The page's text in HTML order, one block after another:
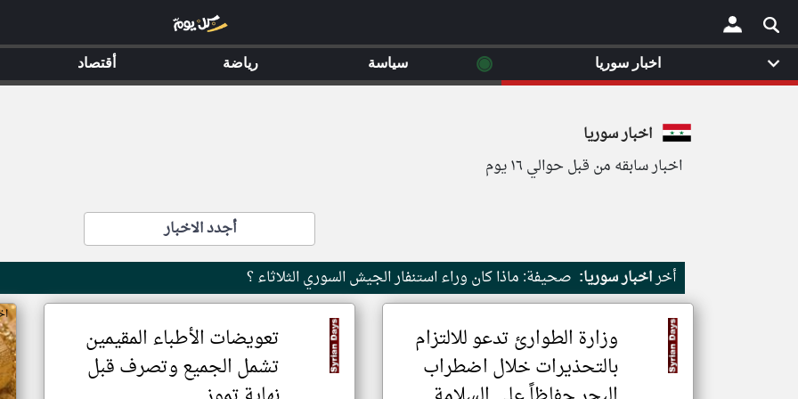
×
اخبار سوريا
اخبار سابقه من قبل حوالي ١٦ يوم
أجدد الاخبار
أخراخبار سوريا: صحيفة: ماذا كان وراء استنفار الجيش السوري الثلاثاء ؟
وزارة الطوارئ تدعو للالتزام
بالتحذيرات خلال اضطراب
تعويضات الأطباء المقيمين
تشمل الجميع وتصرف قبل
اخبار سوريا ◉ سياسة رياضة أقتصاد